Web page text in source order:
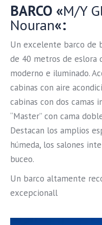
BARCO «M/Y
Nouran«:
Un excelente barco de
de 40 metros de eslora
moderno e iluminado.
cabinas con aire
cabinas con dos camas
“Master” con cama
Destacan los amplios
húmeda, los salones
buceo.
Un barco altamente
excepcionall